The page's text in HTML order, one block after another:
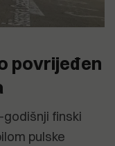
povrijeđen
finski
pulske